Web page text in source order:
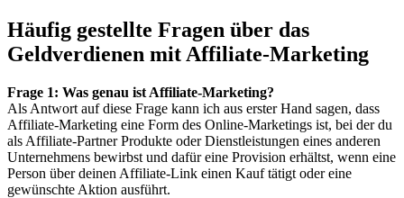
Häufig gestellte Fragen über das
Geldverdienen mit Affiliate-Marketing
Frage 1: Was genau ist Affiliate-Marketing?
Als Antwort auf diese Frage kann ich aus erster Hand sagen, dass
Affiliate-Marketing eine Form des Online-Marketings ist, bei der du
als Affiliate-Partner Produkte oder Dienstleistungen eines anderen
Unternehmens bewirbst und dafür eine Provision erhältst, wenn eine
Person über deinen Affiliate-Link einen Kauf tätigt oder eine
gewünschte Aktion ausführt.